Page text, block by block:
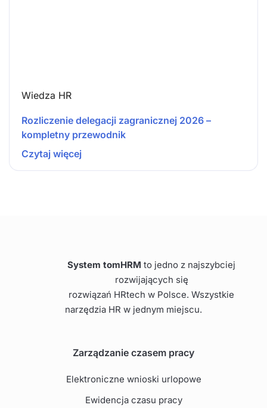
Wiedza HR
Rozliczenie delegacji zagranicznej 2026 –
kompletny przewodnik
Czytaj więcej
System tomHRM to jedno z najszybciej
rozwijających się
rozwiązań HRtech w Polsce. Wszystkie
narzędzia HR w jednym miejscu.
Zarządzanie czasem pracy
Elektroniczne wnioski urlopowe
Ewidencja czasu pracy